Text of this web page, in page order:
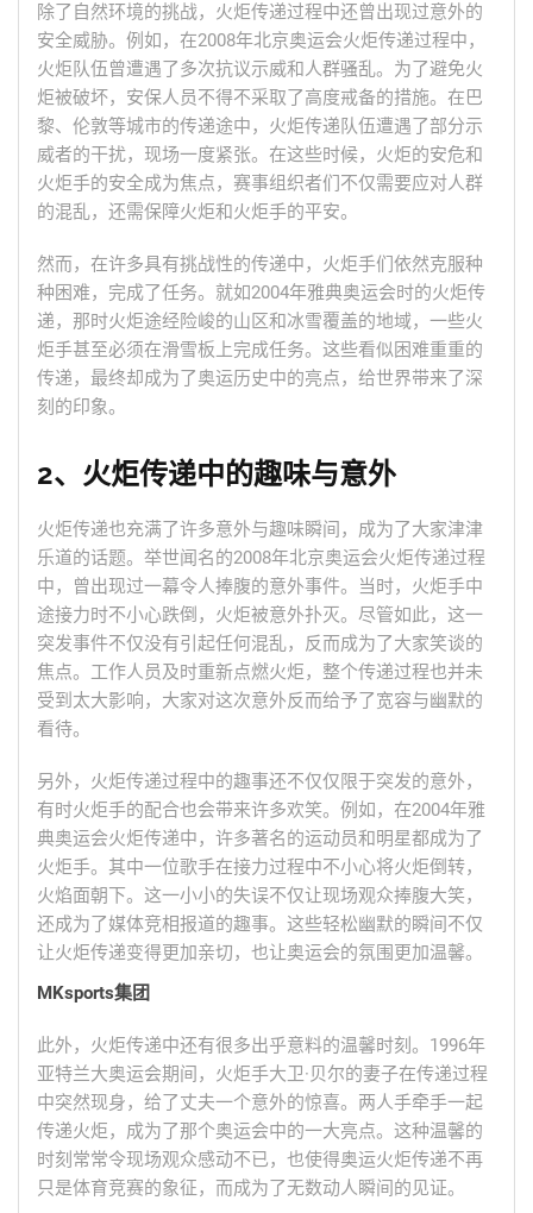
除了自然环境的挑战，火炬传递过程中还曾出现过意外的
安全威胁。例如，在2008年北京奥运会火炬传递过程中，
火炬队伍曾遭遇了多次抗议示威和人群骚乱。为了避免火
炬被破坏，安保人员不得不采取了高度戒备的措施。在巴
黎、伦敦等城市的传递途中，火炬传递队伍遭遇了部分示
威者的干扰，现场一度紧张。在这些时候，火炬的安危和
火炬手的安全成为焦点，赛事组织者们不仅需要应对人群
的混乱，还需保障火炬和火炬手的平安。
然而，在许多具有挑战性的传递中，火炬手们依然克服种
种困难，完成了任务。就如2004年雅典奥运会时的火炬传
递，那时火炬途经险峻的山区和冰雪覆盖的地域，一些火
炬手甚至必须在滑雪板上完成任务。这些看似困难重重的
传递，最终却成为了奥运历史中的亮点，给世界带来了深
刻的印象。
2、火炬传递中的趣味与意外
火炬传递也充满了许多意外与趣味瞬间，成为了大家津津
乐道的话题。举世闻名的2008年北京奥运会火炬传递过程
中，曾出现过一幕令人捧腹的意外事件。当时，火炬手中
途接力时不小心跌倒，火炬被意外扑灭。尽管如此，这一
突发事件不仅没有引起任何混乱，反而成为了大家笑谈的
焦点。工作人员及时重新点燃火炬，整个传递过程也并未
受到太大影响，大家对这次意外反而给予了宽容与幽默的
看待。
另外，火炬传递过程中的趣事还不仅仅限于突发的意外，
有时火炬手的配合也会带来许多欢笑。例如，在2004年雅
典奥运会火炬传递中，许多著名的运动员和明星都成为了
火炬手。其中一位歌手在接力过程中不小心将火炬倒转，
火焰面朝下。这一小小的失误不仅让现场观众捧腹大笑，
还成为了媒体竞相报道的趣事。这些轻松幽默的瞬间不仅
让火炬传递变得更加亲切，也让奥运会的氛围更加温馨。
MKsports集团
此外，火炬传递中还有很多出乎意料的温馨时刻。1996年
亚特兰大奥运会期间，火炬手大卫·贝尔的妻子在传递过程
中突然现身，给了丈夫一个意外的惊喜。两人手牵手一起
传递火炬，成为了那个奥运会中的一大亮点。这种温馨的
时刻常常令现场观众感动不已，也使得奥运火炬传递不再
只是体育竞赛的象征，而成为了无数动人瞬间的见证。